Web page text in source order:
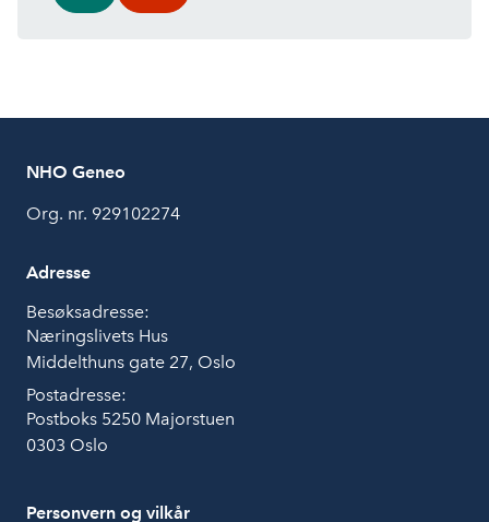
NHO Geneo
Org. nr. 929102274
Adresse
Besøksadresse:
Næringslivets Hus
Middelthuns gate 27, Oslo
Postadresse:
Postboks 5250 Majorstuen
0303 Oslo
Personvern og vilkår